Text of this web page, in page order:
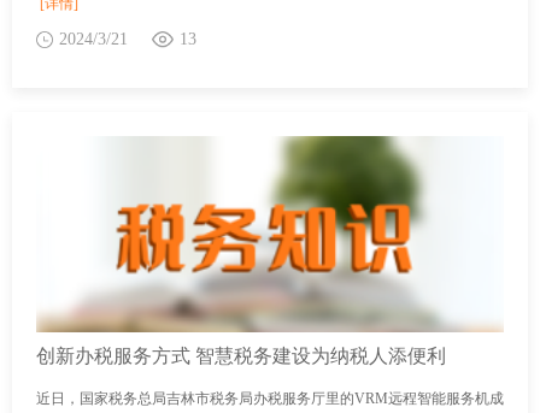
[详情]
2024/3/21 13
创新办税服务方式 智慧税务建设为纳税人添便利
近日，国家税务总局吉林市税务局办税服务厅里的VRM远程智能服务机成